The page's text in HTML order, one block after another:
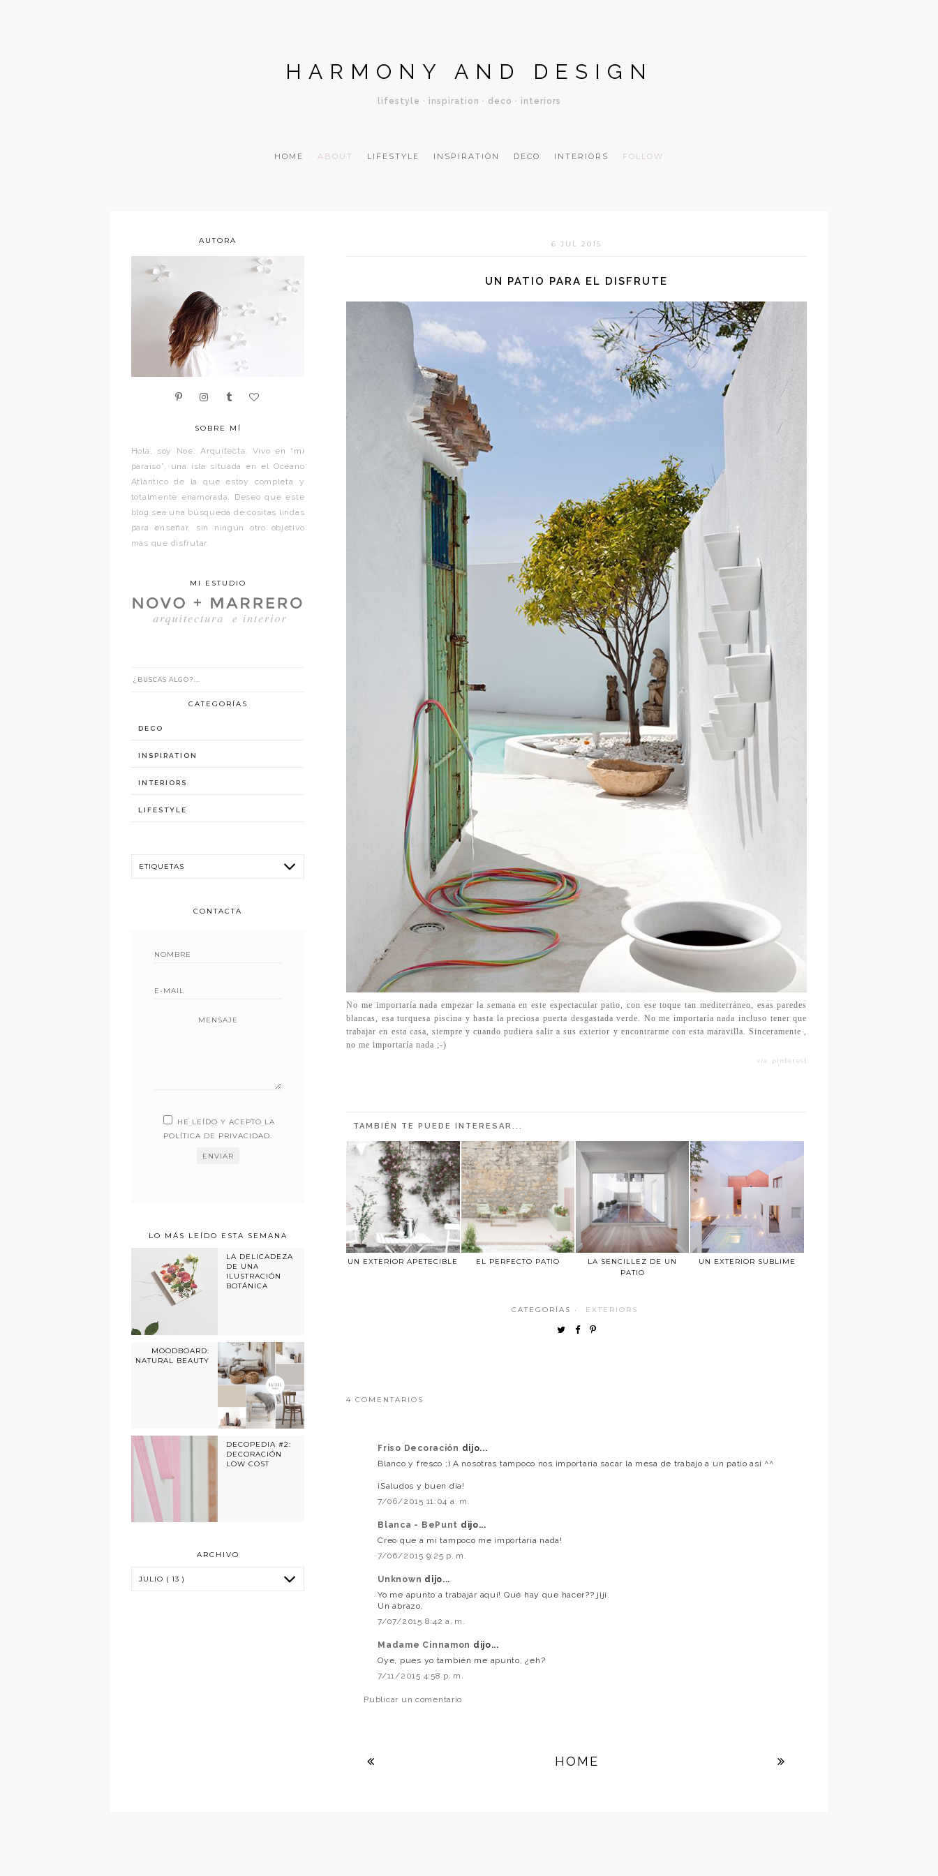
HARMONY AND DESIGN
lifestyle · inspiration · deco · interiors
HOME ABOUT LIFESTYLE INSPIRATION DECO INTERIORS FOLLOW
6 JUL 2015
UN PATIO PARA EL DISFRUTE
No me importaría nada empezar la semana en este espectacular patio, con ese toque tan mediterráneo, esas paredes
blancas, esa turquesa piscina y hasta la preciosa puerta desgastada verde. No me importaría nada incluso tener que
trabajar en esta casa, siempre y cuando pudiera salir a sus exterior y encontrarme con esta maravilla. Sinceramente ,
no me importaría nada ;-)
vía: pinterest
TAMBIÉN TE PUEDE INTERESAR...
UN EXTERIOR APETECIBLE EL PERFECTO PATIO
LA SENCILLEZ DE UN
PATIO
UN EXTERIOR SUBLIME
CATEGORÍAS · EXTERIORS
4 COMENTARIOS
Friso Decoración dijo...
Blanco y fresco ;) A nosotras tampoco nos importaría sacar la mesa de trabajo a un patio así ^^
¡Saludos y buen día!
7/06/2015 11:04 a. m.
Blanca - BePunt dijo...
Creo que a mi tampoco me importaría nada!
7/06/2015 9:25 p. m.
Unknown dijo...
Yo me apunto a trabajar aquí! Qué hay que hacer?? jiji.
Un abrazo,
7/07/2015 8:42 a. m.
Madame Cinnamon dijo...
Oye, pues yo también me apunto, ¿eh?
7/11/2015 4:58 p. m.
Publicar un comentario
HOME
AUTORA
SOBRE MÍ
Hola, soy Noe. Arquitecta. Vivo en “mi
paraíso”, una isla situada en el Océano
Atlántico de la que estoy completa y
totalmente enamorada. Deseo que este
blog sea una búsqueda de cositas lindas
para enseñar, sin ningún otro objetivo
más que disfrutar.
MI ESTUDIO
CATEGORÍAS
DECO
INSPIRATION
INTERIORS
LIFESTYLE
CONTACTA
MENSAJE
HE LEÍDO Y ACEPTO LA
POLÍTICA DE PRIVACIDAD.
LO MÁS LEÍDO ESTA SEMANA
LA DELICADEZA
DE UNA
ILUSTRACIÓN
BOTÁNICA
MOODBOARD:
NATURAL BEAUTY
DECOPEDIA #2:
DECORACIÓN
LOW COST
ARCHIVO